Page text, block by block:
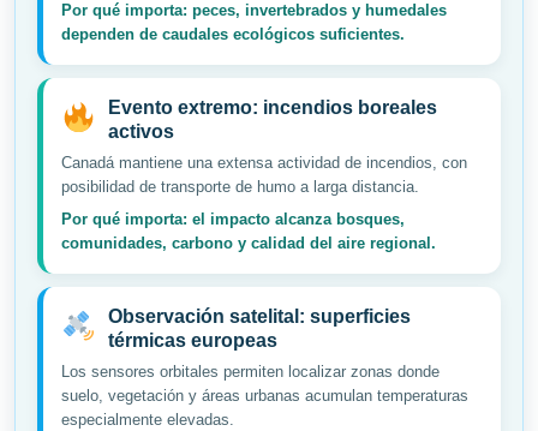
Por qué importa: peces, invertebrados y humedales
dependen de caudales ecológicos suficientes.
Evento extremo: incendios boreales
activos
Canadá mantiene una extensa actividad de incendios, con
posibilidad de transporte de humo a larga distancia.
Por qué importa: el impacto alcanza bosques,
comunidades, carbono y calidad del aire regional.
Observación satelital: superficies
térmicas europeas
Los sensores orbitales permiten localizar zonas donde
suelo, vegetación y áreas urbanas acumulan temperaturas
especialmente elevadas.